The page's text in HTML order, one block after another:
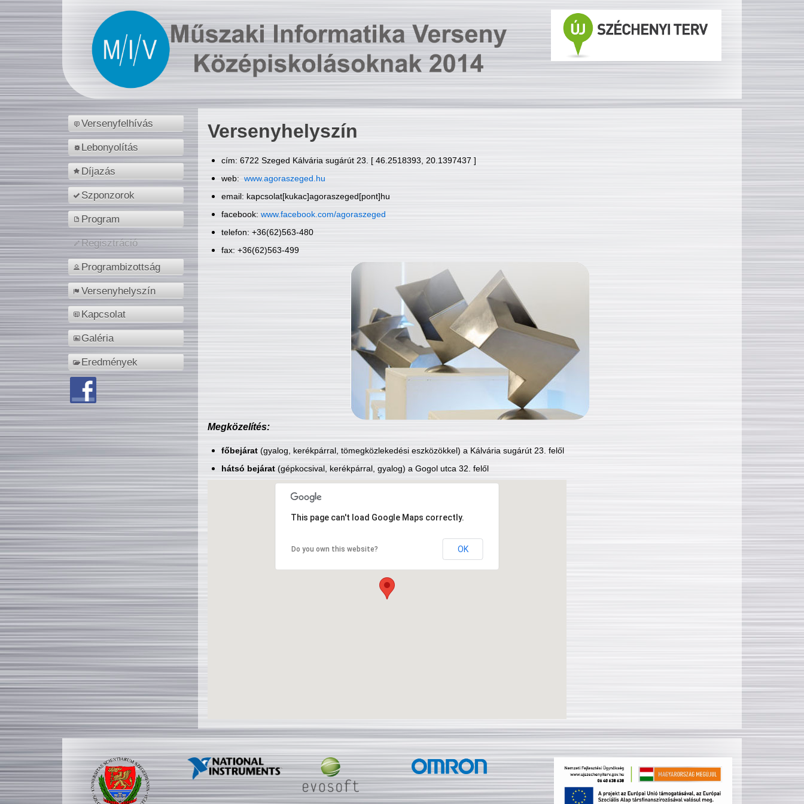
Versenyfelhívás
Lebonyolítás
Díjazás
Szponzorok
Program
Regisztráció
Programbizottság
Versenyhelyszín
Kapcsolat
Galéria
Eredmények
Versenyhelyszín
cím: 6722 Szeged Kálvária sugárút 23. [ 46.2518393, 20.1397437 ]
web: www.agoraszeged.hu
email: kapcsolat[kukac]agoraszeged[pont]hu
facebook: www.facebook.com/agoraszeged
telefon: +36(62)563-480
fax: +36(62)563-499
Megközelítés:
főbejárat(gyalog, kerékpárral, tömegközlekedési eszközökkel) a Kálvária sugárút 23. felől
hátsó bejárat(gépkocsival, kerékpárral, gyalog) a Gogol utca 32. felől
This page can't load Google Maps correctly.
Do you own this website? OK